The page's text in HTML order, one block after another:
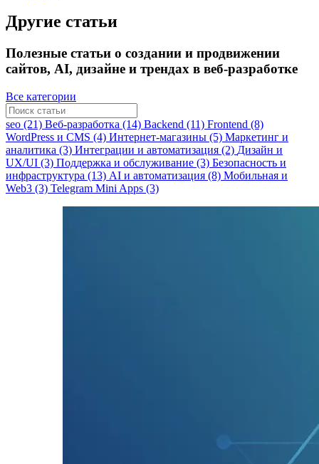
Другие статьи
Полезные статьи о создании и продвижении
сайтов, AI, дизайне и трендах в веб-разработке
Все категории
seo (21) Веб-разработка (14) Backend (11) Frontend (8)
WordPress и CMS (4) Интернет-магазины (5) Маркетинг и
аналитика (3) Интеграции и автоматизация (2) Дизайн и
UX/UI (3) Поддержка и обслуживание (3) Безопасность и
инфраструктура (13) AI и автоматизация (8) Мобильная и
Web3 (3) Telegram Mini Apps (3)